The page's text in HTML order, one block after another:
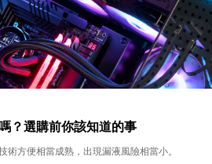
？選購前你該知道的事
術方便相當成熟，出現漏液風險相當小。